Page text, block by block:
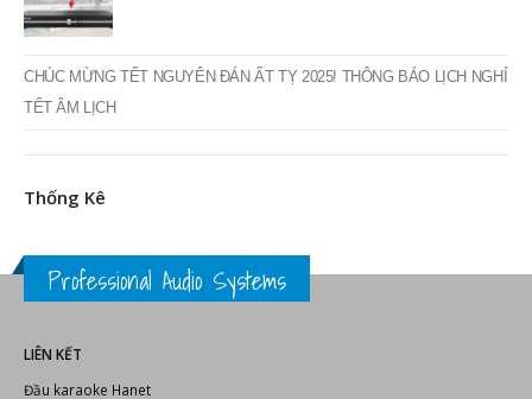
CHÚC MỪNG TẾT NGUYÊN ĐÁN ẤT TỴ 2025! THÔNG BÁO LỊCH NGHỈ
TẾT ÂM LỊCH
Thống Kê
Professional Audio Systems
LIÊN KẾT
Đầu karaoke Hanet